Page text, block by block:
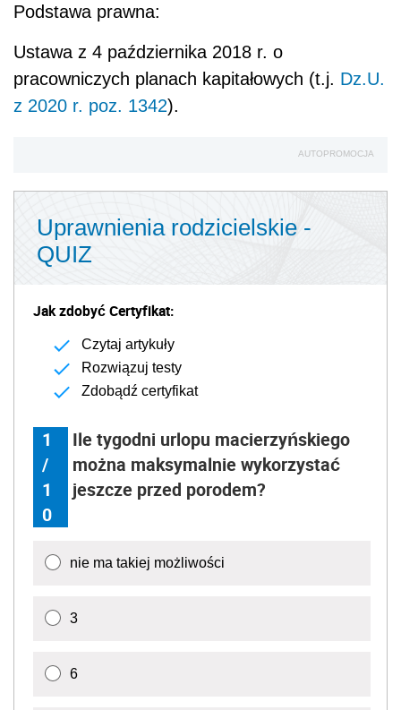
Podstawa prawna:
Ustawa z 4 października 2018 r. o
pracowniczych planach kapitałowych (t.j. Dz.U.
z 2020 r. poz. 1342).
AUTOPROMOCJA
Uprawnienia rodzicielskie -
QUIZ
Jak zdobyć Certyfikat:
Czytaj artykuły
Rozwiązuj testy
Zdobądź certyfikat
1
/
1
0
Ile tygodni urlopu macierzyńskiego
można maksymalnie wykorzystać
jeszcze przed porodem?
nie ma takiej możliwości
3
6